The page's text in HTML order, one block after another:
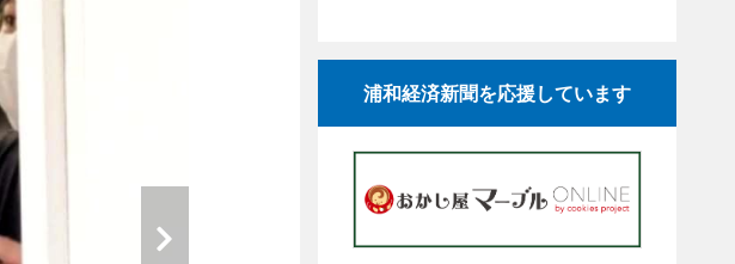
浦和経済新聞を応援しています